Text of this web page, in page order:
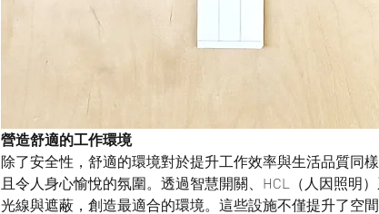
營造舒適的工作環境
除了安全性，舒適的環境對於提升工作效率與生活品質同
且令人身心愉悅的氛圍。透過智慧開關、HCL（人因照明
光線與遮蔽，創造最適合的環境。這些設施不僅提升了空